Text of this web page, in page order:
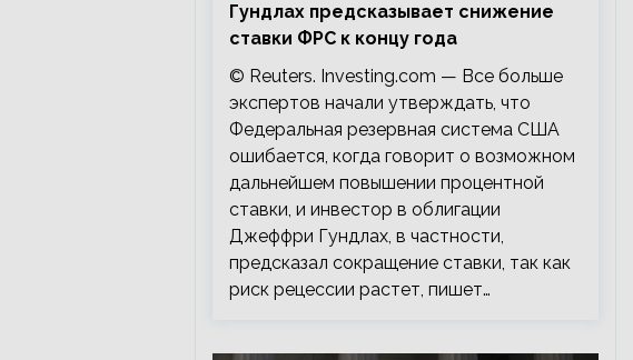
Гундлах предсказывает снижение
ставки ФРС к концу года
© Reuters. Investing.com — Все больше
экспертов начали утверждать, что
Федеральная резервная система США
ошибается, когда говорит о возможном
дальнейшем повышении процентной
ставки, и инвестор в облигации
Джеффри Гундлах, в частности,
предсказал сокращение ставки, так как
риск рецессии растет, пишет…